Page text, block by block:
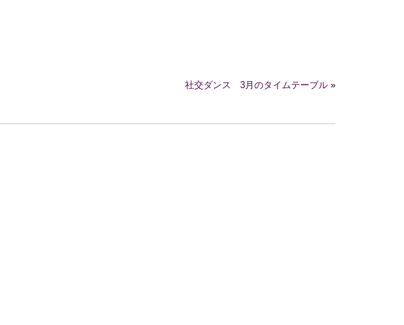
社交ダンス 3月のタイムテーブル »